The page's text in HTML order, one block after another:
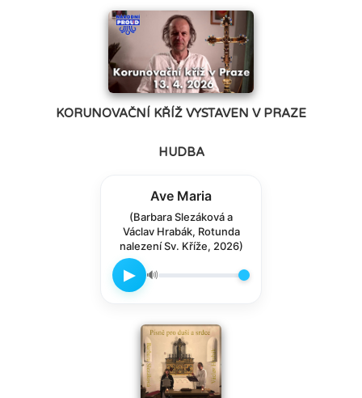
KORUNOVAČNÍ KŘÍŽ VYSTAVEN V PRAZE
HUDBA
Ave Maria
(Barbara Slezáková a
Václav Hrabák, Rotunda
nalezení Sv. Kříže, 2026)
▶ 🔊